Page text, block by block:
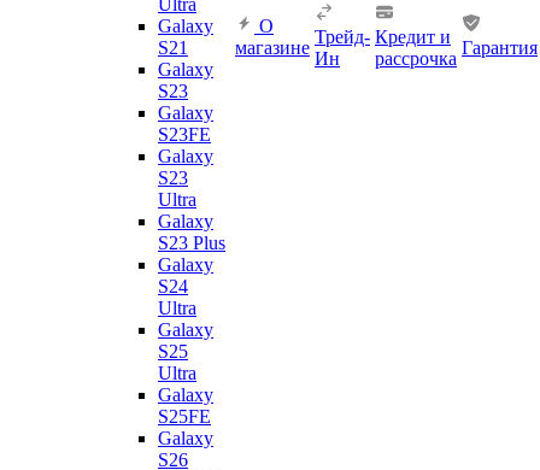
Ultra
Galaxy
S21
Galaxy
S23
Galaxy
S23FE
Galaxy
S23
Ultra
Galaxy
S23 Plus
Galaxy
S24
Ultra
Galaxy
S25
Ultra
Galaxy
S25FE
Galaxy
S26
О
магазине
Трейд-
Ин
Кредит и
рассрочка
Гарантия